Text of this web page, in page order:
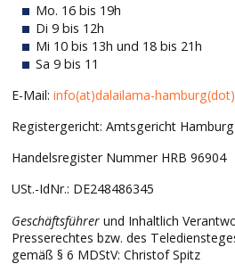
Mo. 16 bis 19h
Di 9 bis 12h
Mi 10 bis 13h und 18 bis 21h
Sa 9 bis 11
E-Mail:info(at)dalailama-
Registergericht: Amtsgericht Hamburg
Handelsregister Nummer HRB 96904
USt.-IdNr.: DE248486345
Geschäftsführer und Inhaltlich
Presserechtes bzw. des
gemäß § 6 MDStV: Christof Spitz